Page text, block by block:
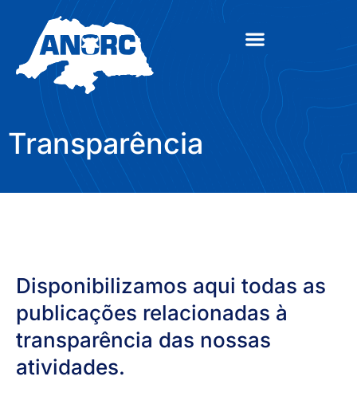
Transparência
Disponibilizamos aqui todas as
publicações relacionadas à
transparência das nossas
atividades.